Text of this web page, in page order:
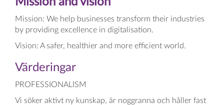
Mission: We help businesses transform their industries
by providing excellence in digitalisation.
Vision: A safer, healthier and more efficient world.
Värderingar
PROFESSIONALISM
Vi söker aktivt ny kunskap, är noggranna och håller fast